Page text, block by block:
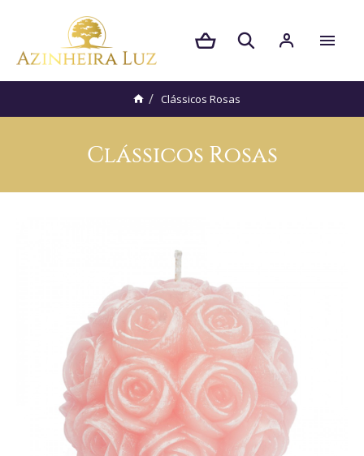
Clássicos Rosas
Clássicos Rosas